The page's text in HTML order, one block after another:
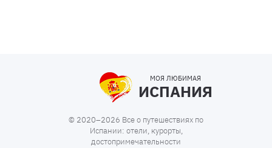
МОЯ ЛЮБИМАЯ
ИСПАНИЯ
© 2020–2026 Все о путешествиях по
Испании: отели, курорты,
достопримечательности